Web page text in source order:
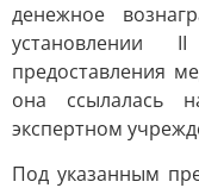
денежное
установлении
предоставления
она ссылалась
экспертном
Под указанным